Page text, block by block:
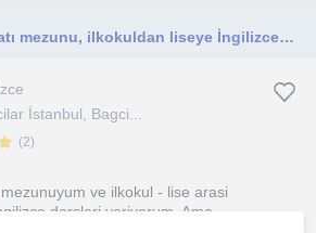
İngiliz Dili ve Edebiyatı mezunu, ilkokuldan liseye İngilizceyi sevdirerek öğreten çevrimiçi öğretmen
İstanbul, Bagci...
(2)
ve ilkokul - lise arasi
dersleri veriyorum. Ama...